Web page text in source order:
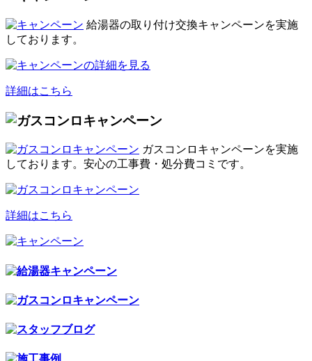
給湯器の取り付け交換キャンペーンを実施
しております。
詳細はこちら
ガスコンロキャンペーンを実施
しております。安心の工事費・処分費コミです。
詳細はこちら